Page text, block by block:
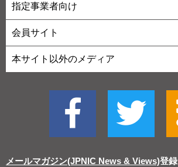
指定事業者向け
会員サイト
本サイト以外のメディア
メールマガジン(JPNIC News & Views)登録